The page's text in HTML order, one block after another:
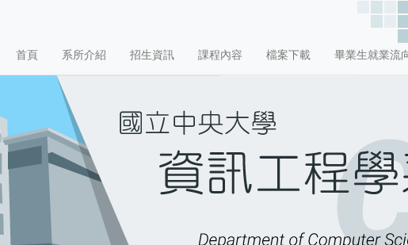
首頁 系所介紹 招生資訊 課程內容 檔案下載 畢業生就業流